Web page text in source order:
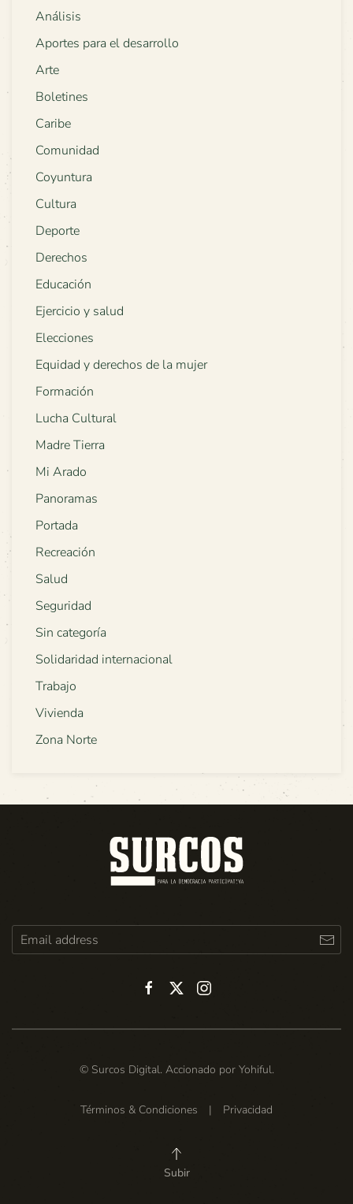
Análisis
Aportes para el desarrollo
Arte
Boletines
Caribe
Comunidad
Coyuntura
Cultura
Deporte
Derechos
Educación
Ejercicio y salud
Elecciones
Equidad y derechos de la mujer
Formación
Lucha Cultural
Madre Tierra
Mi Arado
Panoramas
Portada
Recreación
Salud
Seguridad
Sin categoría
Solidaridad internacional
Trabajo
Vivienda
Zona Norte
© Surcos Digital. Accionado por Yohiful.
Términos & Condiciones | Privacidad
Subir